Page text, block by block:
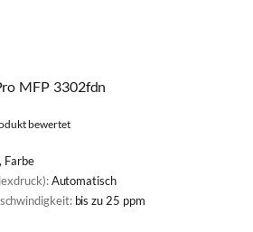
MFP 3302fdn
bewertet
Farbe
Automatisch
bis zu 25 ppm